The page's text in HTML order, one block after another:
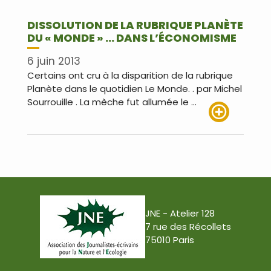
DISSOLUTION DE LA RUBRIQUE PLANÈTE
DU « MONDE » … DANS L’ÉCONOMISME
6 juin 2013
Certains ont cru à la disparition de la rubrique
Planète dans le quotidien Le Monde. . par Michel
Sourrouille . La mèche fut allumée le …
JNE - Atelier 128
7 rue des Récollets
75010 Paris